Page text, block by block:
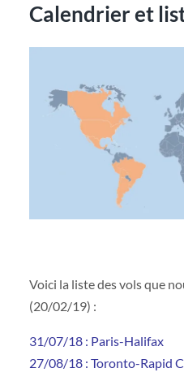
Calendrier et
Voici la liste des vols que
(20/02/19) :
31/07/18 : Paris-Halifax
27/08/18 : Toronto-Rapid